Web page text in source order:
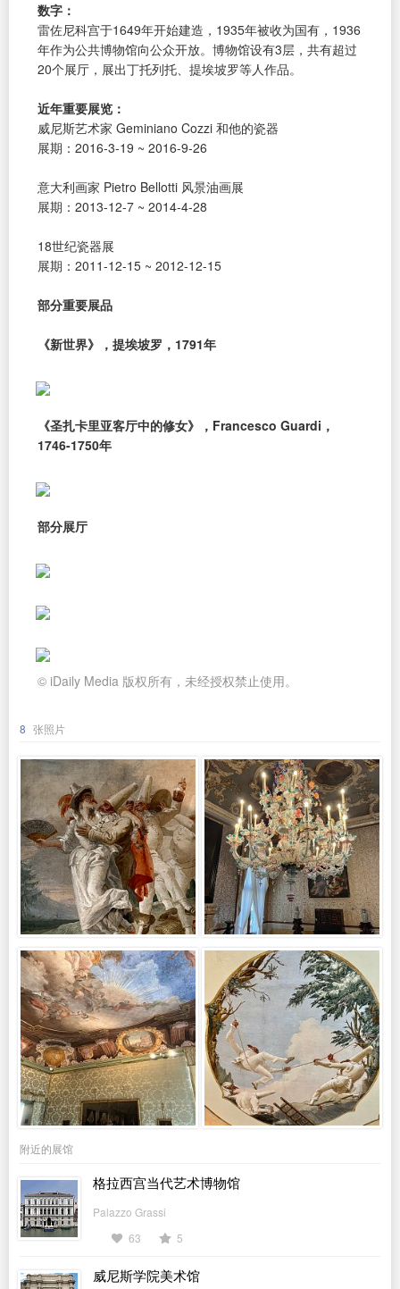
数字：
雷佐尼科宫于1649年开始建造，1935年被收为国有，1936
年作为公共博物馆向公众开放。博物馆设有3层，共有超过
20个展厅，展出丁托列托、提埃坡罗等人作品。
近年重要展览：
威尼斯艺术家 Geminiano Cozzi 和他的瓷器
展期：2016-3-19 ~ 2016-9-26
意大利画家 Pietro Bellotti 风景油画展
展期：2013-12-7 ~ 2014-4-28
18世纪瓷器展
展期：2011-12-15 ~ 2012-12-15
部分重要展品
《新世界》，提埃坡罗，1791年
《圣扎卡里亚客厅中的修女》，Francesco Guardi，
1746-1750年
部分展厅
© iDaily Media 版权所有，未经授权禁止使用。
8 张照片
附近的展馆
格拉西宫当代艺术博物馆
Palazzo Grassi
63
5
威尼斯学院美术馆